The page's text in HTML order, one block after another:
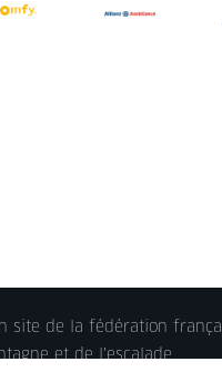
site de la fédération
et de l'escalade